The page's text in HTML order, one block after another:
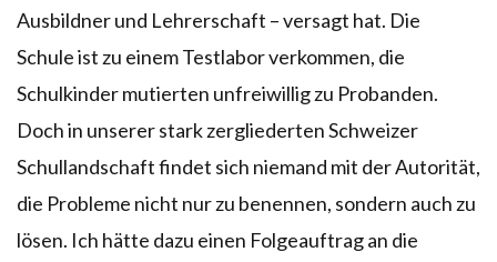
Ausbildner und Lehrerschaft – versagt hat. Die
Schule ist zu einem Testlabor verkommen, die
Schulkinder mutierten unfreiwillig zu Probanden.
Doch in unserer stark zergliederten Schweizer
Schullandschaft findet sich niemand mit der Autorität,
die Probleme nicht nur zu benennen, sondern auch zu
lösen. Ich hätte dazu einen Folgeauftrag an die